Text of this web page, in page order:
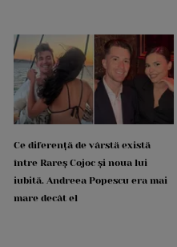
Ce diferență de vârstă există
între Rareș Cojoc și noua lui
iubită. Andreea Popescu era mai
mare decât el